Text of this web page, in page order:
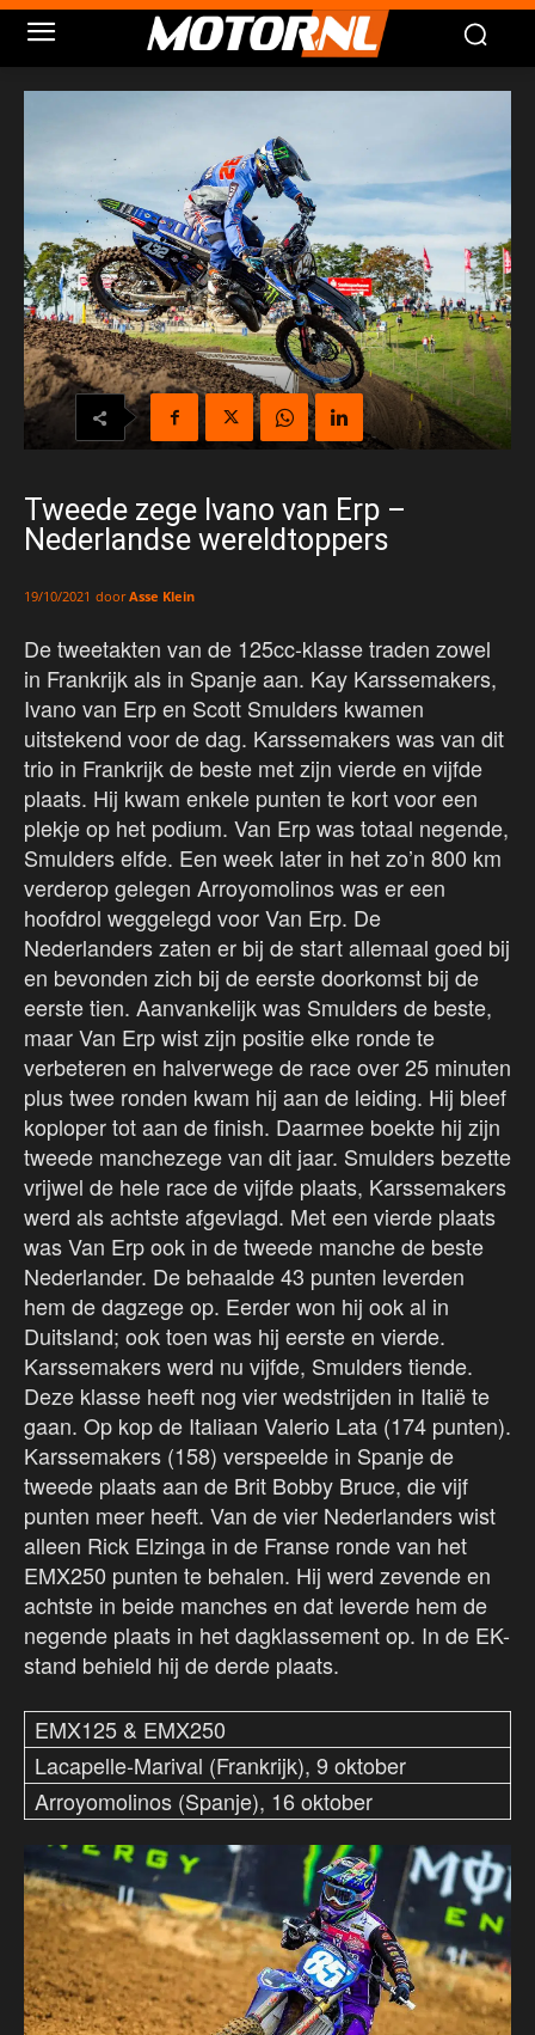
Tweede zege Ivano van Erp –
Nederlandse wereldtoppers
19/10/2021 door Asse Klein
De tweetakten van de 125cc-klasse traden zowel
in Frankrijk als in Spanje aan. Kay Karssemakers,
Ivano van Erp en Scott Smulders kwamen
uitstekend voor de dag. Karssemakers was van dit
trio in Frankrijk de beste met zijn vierde en vijfde
plaats. Hij kwam enkele punten te kort voor een
plekje op het podium. Van Erp was totaal negende,
Smulders elfde. Een week later in het zo’n 800 km
verderop gelegen Arroyomolinos was er een
hoofdrol weggelegd voor Van Erp. De
Nederlanders zaten er bij de start allemaal goed bij
en bevonden zich bij de eerste doorkomst bij de
eerste tien. Aanvankelijk was Smulders de beste,
maar Van Erp wist zijn positie elke ronde te
verbeteren en halverwege de race over 25 minuten
plus twee ronden kwam hij aan de leiding. Hij bleef
koploper tot aan de finish. Daarmee boekte hij zijn
tweede manchezege van dit jaar. Smulders bezette
vrijwel de hele race de vijfde plaats, Karssemakers
werd als achtste afgevlagd. Met een vierde plaats
was Van Erp ook in de tweede manche de beste
Nederlander. De behaalde 43 punten leverden
hem de dagzege op. Eerder won hij ook al in
Duitsland; ook toen was hij eerste en vierde.
Karssemakers werd nu vijfde, Smulders tiende.
Deze klasse heeft nog vier wedstrijden in Italië te
gaan. Op kop de Italiaan Valerio Lata (174 punten).
Karssemakers (158) verspeelde in Spanje de
tweede plaats aan de Brit Bobby Bruce, die vijf
punten meer heeft. Van de vier Nederlanders wist
alleen Rick Elzinga in de Franse ronde van het
EMX250 punten te behalen. Hij werd zevende en
achtste in beide manches en dat leverde hem de
negende plaats in het dagklassement op. In de EK-
stand behield hij de derde plaats.
EMX125 & EMX250
Lacapelle-Marival (Frankrijk), 9 oktober
Arroyomolinos (Spanje), 16 oktober